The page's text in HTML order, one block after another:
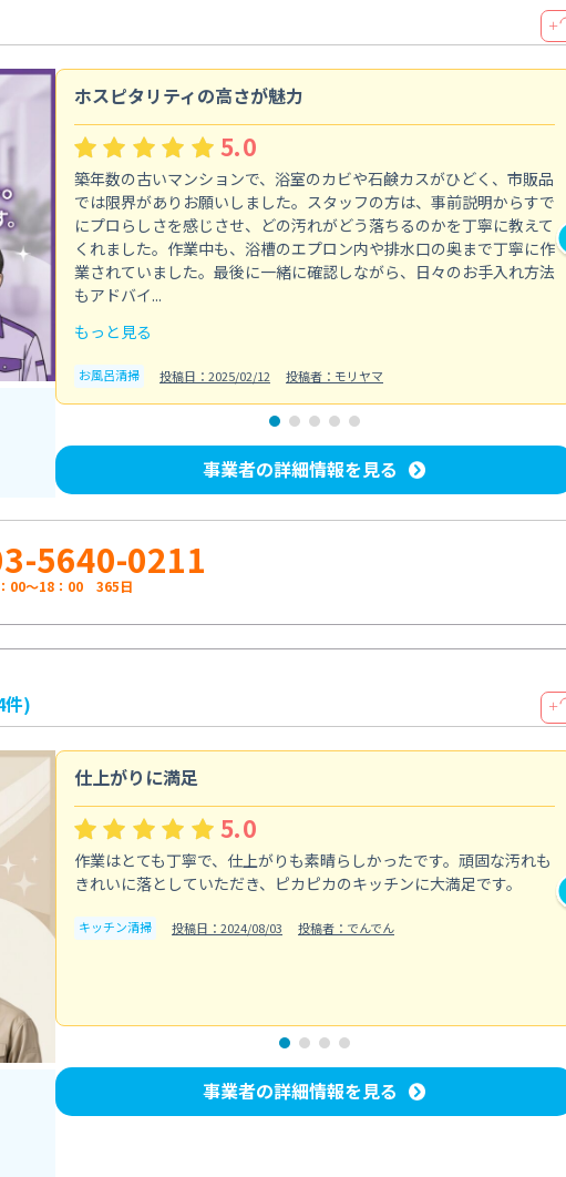
＋
ホスピタリティの高さが魅力
5.0
築年数の古いマンションで、浴室のカビや石鹸カスがひどく、市販品
では限界がありお願いしました。スタッフの方は、事前説明からすで
にプロらしさを感じさせ、どの汚れがどう落ちるのかを丁寧に教えて
くれました。作業中も、浴槽のエプロン内や排水口の奥まで丁寧に作
業されていました。最後に一緒に確認しながら、日々のお手入れ方法
もアドバイ...
もっと見る
お風呂清掃 投稿日：2025/02/12 投稿者：モリヤマ
事業者の詳細情報を見る
5640-0211
00～18：00 365日
件) ＋
仕上がりに満足
5.0
作業はとても丁寧で、仕上がりも素晴らしかったです。頑固な汚れも
きれいに落としていただき、ピカピカのキッチンに大満足です。
キッチン清掃 投稿日：2024/08/03 投稿者：でんでん
事業者の詳細情報を見る